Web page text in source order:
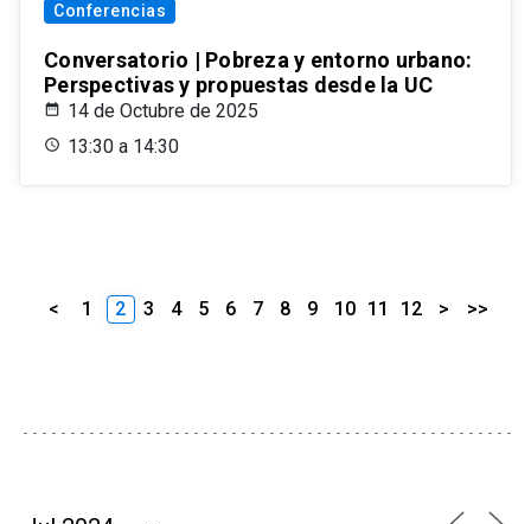
Conferencias
Conversatorio | Pobreza y entorno urbano:
Perspectivas y propuestas desde la UC
14 de Octubre de 2025
13:30 a 14:30
< 1 2 3 4 5 6 7 8 9 10 11 12 > >>